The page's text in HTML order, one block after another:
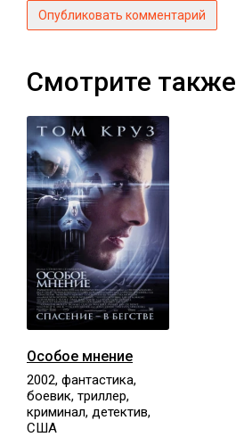
Опубликовать комментарий
Смотрите также
Особое мнение
2002, фантастика,
боевик, триллер,
криминал, детектив,
США